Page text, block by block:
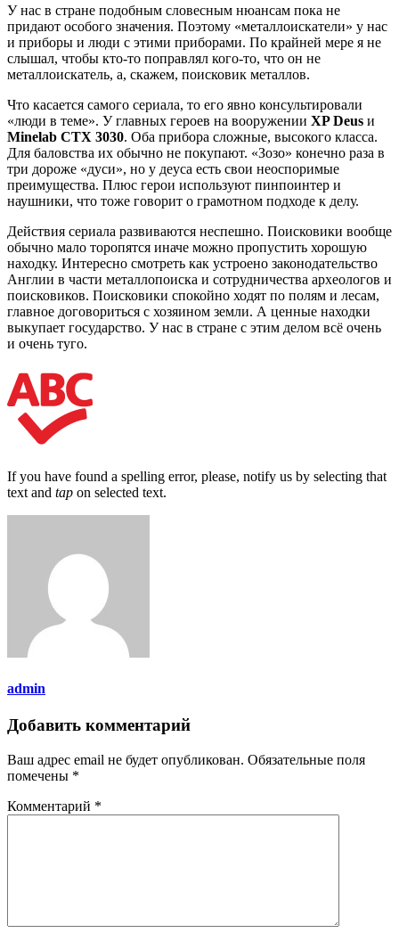
У нас в стране подобным словесным нюансам пока не
придают особого значения. Поэтому «металлоискатели» у нас
и приборы и люди с этими приборами. По крайней мере я не
слышал, чтобы кто-то поправлял кого-то, что он не
металлоискатель, а, скажем, поисковик металлов.
Что касается самого сериала, то его явно консультировали
«люди в теме». У главных героев на вооружении XP Deus и
Minelab CTX 3030. Оба прибора сложные, высокого класса.
Для баловства их обычно не покупают. «Зозо» конечно раза в
три дороже «дуси», но у деуса есть свои неоспоримые
преимущества. Плюс герои используют пинпоинтер и
наушники, что тоже говорит о грамотном подходе к делу.
Действия сериала развиваются неспешно. Поисковики вообще
обычно мало торопятся иначе можно пропустить хорошую
находку. Интересно смотреть как устроено законодательство
Англии в части металлопоиска и сотрудничества археологов и
поисковиков. Поисковики спокойно ходят по полям и лесам,
главное договориться с хозяином земли. А ценные находки
выкупает государство. У нас в стране с этим делом всё очень
и очень туго.
If you have found a spelling error, please, notify us by selecting that
text and tap on selected text.
admin
Добавить комментарий
Ваш адрес email не будет опубликован. Обязательные поля
помечены *
Комментарий *